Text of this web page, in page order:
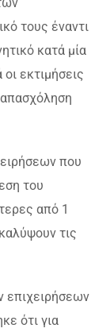
τους έναντι
κατά μία
εκτιμήσεις
που
του
από 1
τις
επιχειρήσεων
ότι για